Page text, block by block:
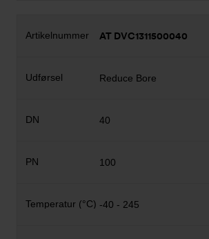
AT DVC1311500040
Reduce Bore
40
100
-40 - 245